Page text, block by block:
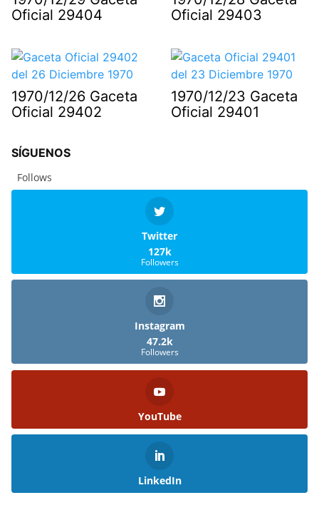
Oficial 29404
Oficial 29403
1970/12/26 Gaceta
Oficial 29402
1970/12/23 Gaceta
Oficial 29401
SÍGUENOS
Follows
Twitter
127k
Followers
Instagram
47.2k
Followers
YouTube
LinkedIn